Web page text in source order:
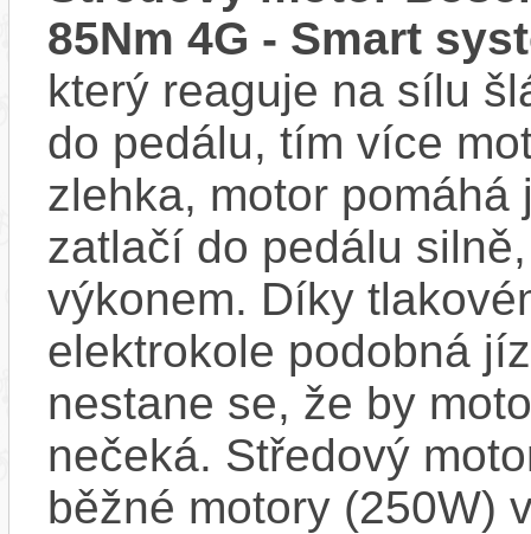
85Nm 4G - Smart
který reaguje na sílu
do pedálu, tím více
zlehka, motor
zatlačí do pedálu
výkonem. Díky
elektrokole podobná
nestane se, že by
nečeká. Středový
běžné motory (250W)